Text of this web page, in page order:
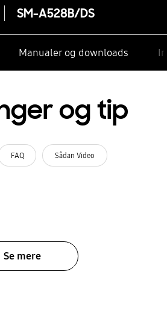
SM-A528B/DS
Manualer og downloads
og tip
FAQ Sådan Video
Se mere